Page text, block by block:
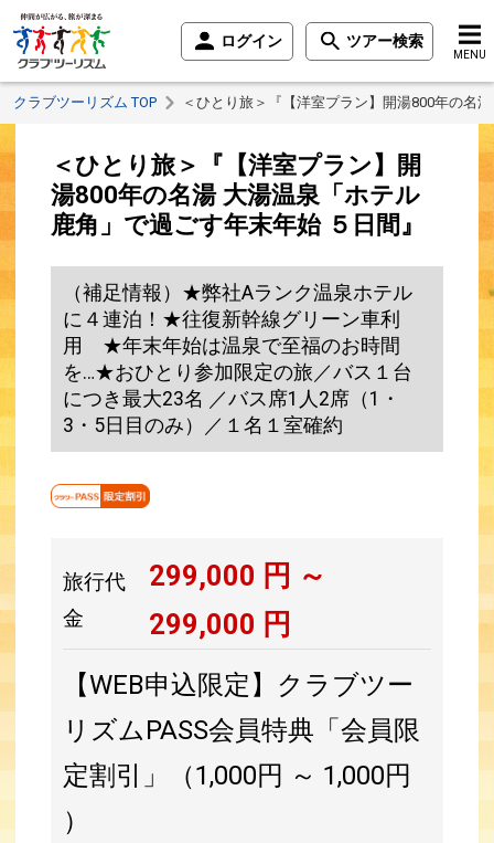
ログイン ツアー検索
MENU
クラブツーリズム TOP ＜ひとり旅＞『【洋室プラン】開湯800年の名
＜ひとり旅＞『【洋室プラン】開
湯800年の名湯 大湯温泉「ホテル
鹿角」で過ごす年末年始 ５日間』
（補足情報）★弊社Aランク温泉ホテル
に４連泊！★往復新幹線グリーン車利
用 ★年末年始は温泉で至福のお時間
を…★おひとり参加限定の旅／バス１台
につき最大23名 ／バス席1人2席（1・
3・5日目のみ）／１名１室確約
旅行代
金
299,000 円 ～
299,000 円
【WEB申込限定】クラブツー
リズムPASS会員特典「会員限
定割引」（1,000円 ～ 1,000円
）